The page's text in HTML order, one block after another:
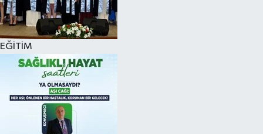
EĞİTİM
TEKNOLOJİ
VİZYONDAKİLER
YAŞAM